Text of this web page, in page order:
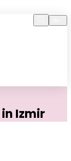
DE
Izmir